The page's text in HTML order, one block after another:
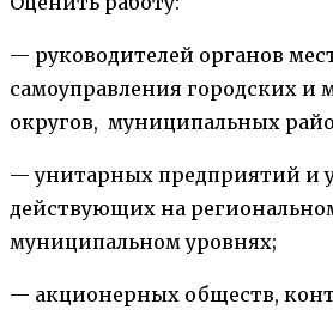
— руководителей органов
самоуправления городских и
округов, муниципальных
— унитарных предприятий и
действующих на
муниципальном уровнях;
— акционерных обществ,